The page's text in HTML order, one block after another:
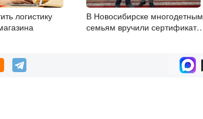
логистику
В Новосибирске многодетным
семьям вручили сертификаты